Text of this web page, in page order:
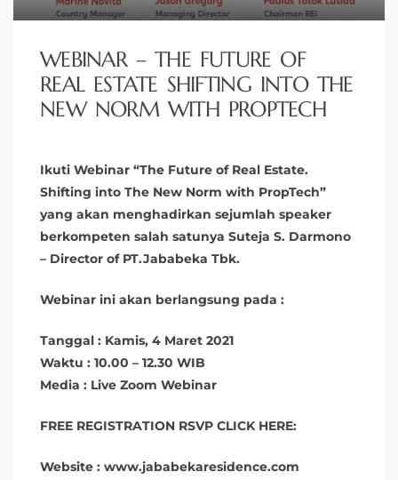
WEBINAR – THE FUTURE OF
REAL ESTATE SHIFTING INTO THE
NEW NORM WITH PROPTECH
Ikuti Webinar “The Future of Real Estate.
Shifting into The New Norm with PropTech”
yang akan menghadirkan sejumlah speaker
berkompeten salah satunya Suteja S. Darmono
– Director of PT.Jababeka Tbk.
Webinar ini akan berlangsung pada :
Tanggal : Kamis, 4 Maret 2021
Waktu : 10.00 – 12.30 WIB
Media : Live Zoom Webinar
FREE REGISTRATION RSVP CLICK HERE:
Website : www.jababekaresidence.com